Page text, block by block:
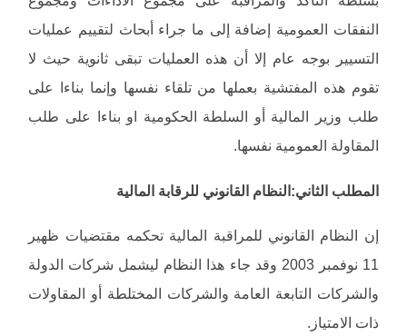
النفقات العمومية إضافة إلى ما جراء أبحاث لتقييم عمليات
التسيير بوجه عام إلا أن هذه العمليات تبقى ثانوية حيث لا
تقوم هذه المفتشية بعملها من تلقاء نفسها وإنما بناءا على
طلب وزير المالية أو السلطة الحكومية او بناءا على طلب
المقاولة العمومية نفسها.
المطلب الثاني:النظام القانوني للرقابة المالية
إن النظام القانوني للمراقبة المالية تحكمه مقتضيات ظهير
11 نوفمبر 2003 وقد جاء هذا النظام ليشمل شركات الدولة
والشركات التابعة العامة والشركات المختلطة أو المقاولات
ذات الامتياز.